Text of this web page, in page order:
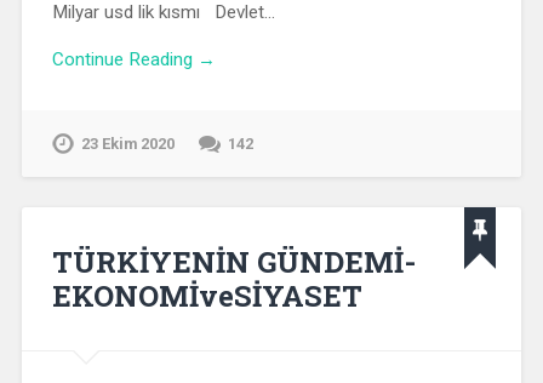
Milyar usd lik kısmı Devlet…
Continue Reading →
23 Ekim 2020 142
TÜRKİYENİN GÜNDEMİ-
EKONOMİveSİYASET